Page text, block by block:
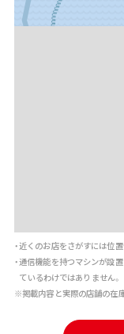
・近くのお店をさがすには位
・通信機能を持つマシンが設
ているわけではありません。
※掲載内容と実際の店舗の在